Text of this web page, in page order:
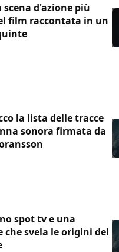
scena d'azione più
film raccontata in un
la lista delle tracce
sonora firmata da
spot tv e una
svela le origini del